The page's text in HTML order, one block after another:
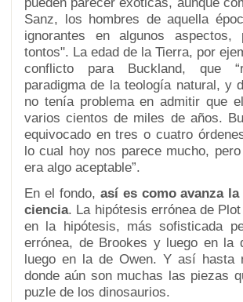
Sanz, los hombres de aquella
ignorantes en algunos
tontos". La edad de la Tierra, por
conflicto para Buckland, que
paradigma de la teología natural, y
no tenía problema en admitir que
varios cientos de miles de años.
equivocado en tres o cuatro
lo cual hoy nos parece mucho,
era algo aceptable”.
En el fondo, así es como avanza
ciencia. La hipótesis errónea de
en la hipótesis, más sofisticada
errónea, de Brookes y luego en la
luego en la de Owen. Y así hasta
donde aún son muchas las piezas
puzle de los dinosaurios.